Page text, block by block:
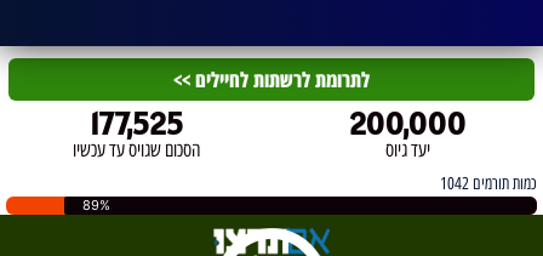
הסכום שגויס עד עכשיו
177,525
יעד גיוס
200,000
לתרומת לרשתות לחיילים >>
כמות תורמים 1042
89%